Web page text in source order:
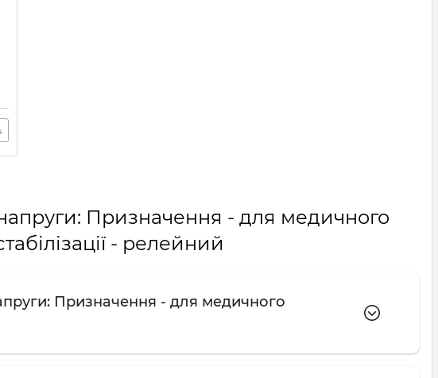
напруги: Призначення - для медичного
- релейний
Призначення - для медичного